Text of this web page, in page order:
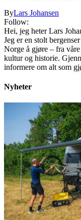
ByLars Johansen
Follow:
Hei, jeg heter Lars
Jeg er en stolt
Norge å gjøre – fra
kultur og historie.
informere om alt som
Nyheter